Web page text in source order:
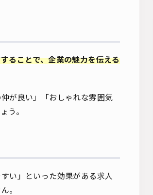
ることで、企業の魅力を伝える
が良い」「おしゃれな雰囲気
う。
い」といった効果がある求人
。